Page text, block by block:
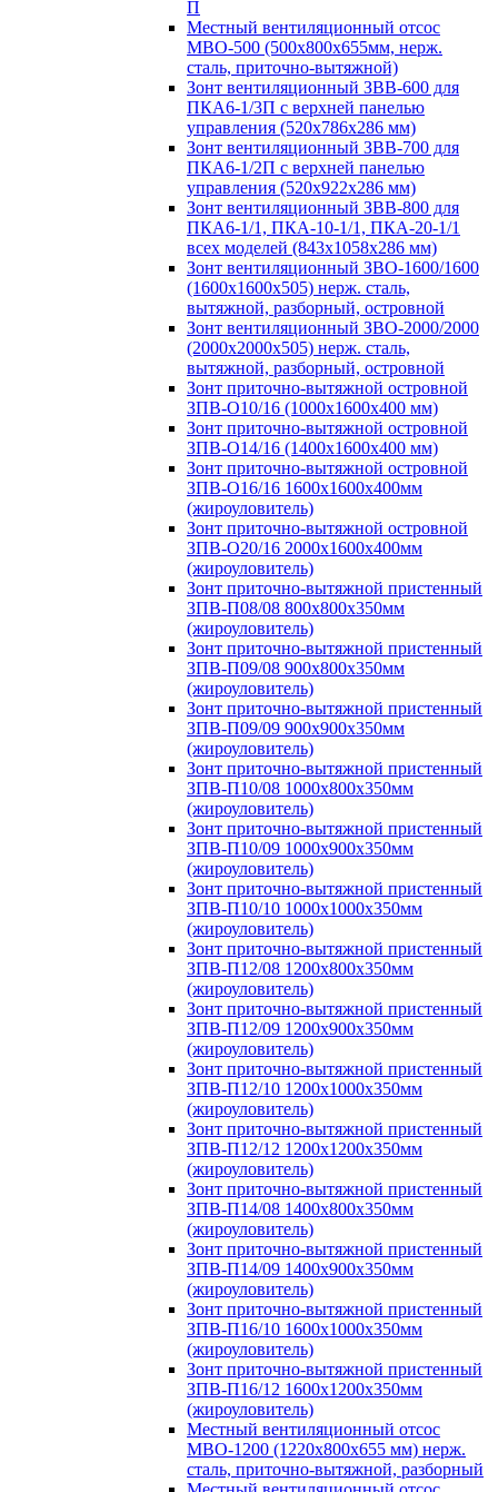
П
Местный вентиляционный отсос
МВО-500 (500х800х655мм, нерж.
сталь, приточно-вытяжной)
Зонт вентиляционный ЗВВ-600 для
ПКА6-1/3П с верхней панелью
управления (520х786х286 мм)
Зонт вентиляционный ЗВВ-700 для
ПКА6-1/2П с верхней панелью
управления (520х922х286 мм)
Зонт вентиляционный ЗВВ-800 для
ПКА6-1/1, ПКА-10-1/1, ПКА-20-1/1
всех моделей (843х1058х286 мм)
Зонт вентиляционный ЗВО-1600/1600
(1600х1600х505) нерж. сталь,
вытяжной, разборный, островной
Зонт вентиляционный ЗВО-2000/2000
(2000х2000х505) нерж. сталь,
вытяжной, разборный, островной
Зонт приточно-вытяжной островной
ЗПВ-О10/16 (1000х1600х400 мм)
Зонт приточно-вытяжной островной
ЗПВ-О14/16 (1400х1600х400 мм)
Зонт приточно-вытяжной островной
ЗПВ-О16/16 1600х1600х400мм
(жироуловитель)
Зонт приточно-вытяжной островной
ЗПВ-О20/16 2000х1600х400мм
(жироуловитель)
Зонт приточно-вытяжной пристенный
ЗПВ-П08/08 800х800х350мм
(жироуловитель)
Зонт приточно-вытяжной пристенный
ЗПВ-П09/08 900х800х350мм
(жироуловитель)
Зонт приточно-вытяжной пристенный
ЗПВ-П09/09 900х900х350мм
(жироуловитель)
Зонт приточно-вытяжной пристенный
ЗПВ-П10/08 1000х800х350мм
(жироуловитель)
Зонт приточно-вытяжной пристенный
ЗПВ-П10/09 1000х900х350мм
(жироуловитель)
Зонт приточно-вытяжной пристенный
ЗПВ-П10/10 1000х1000х350мм
(жироуловитель)
Зонт приточно-вытяжной пристенный
ЗПВ-П12/08 1200х800х350мм
(жироуловитель)
Зонт приточно-вытяжной пристенный
ЗПВ-П12/09 1200х900х350мм
(жироуловитель)
Зонт приточно-вытяжной пристенный
ЗПВ-П12/10 1200х1000х350мм
(жироуловитель)
Зонт приточно-вытяжной пристенный
ЗПВ-П12/12 1200х1200х350мм
(жироуловитель)
Зонт приточно-вытяжной пристенный
ЗПВ-П14/08 1400х800х350мм
(жироуловитель)
Зонт приточно-вытяжной пристенный
ЗПВ-П14/09 1400х900х350мм
(жироуловитель)
Зонт приточно-вытяжной пристенный
ЗПВ-П16/10 1600х1000х350мм
(жироуловитель)
Зонт приточно-вытяжной пристенный
ЗПВ-П16/12 1600х1200х350мм
(жироуловитель)
Местный вентиляционный отсос
МВО-1200 (1220х800х655 мм) нерж.
сталь, приточно-вытяжной, разборный